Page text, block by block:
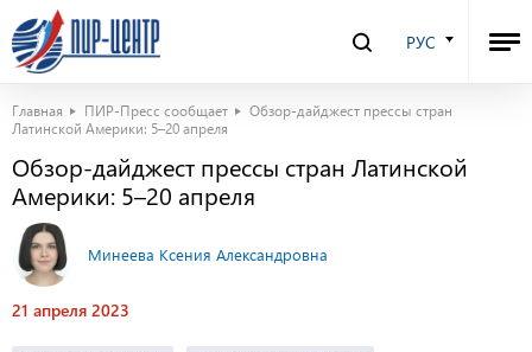
РУС
Главная ПИР-Пресс сообщает
Обзор-дайджест прессы стран
Латинской Америки: 5–20 апреля
Обзор-дайджест прессы стран Латинской
Америки: 5–20 апреля
Минеева Ксения Александровна
21 апреля 2023